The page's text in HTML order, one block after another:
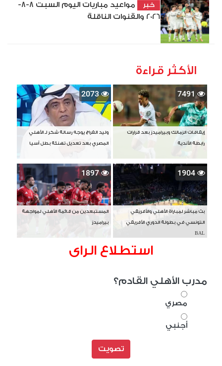
خبر
مواعيد مباريات اليوم السبت 8-8-
2026 والقنوات الناقلة
الأكثر قراءة
7491
إيقافات الزمالك وبيراميدز بعد قرارات
رابطة الأندية
2073
وليد الفراج يوجه رسالة شكر لـ الأهلي
المصري بعد تعديل تهنئة بطل آسيا
1904
بث مباشر لمباراة الأهلي والأفريقي
التونسي في بطولة الدوري الأفريقي
BAL
1897
المستبعدين من قائمة الأهلي لمواجهة
بيراميدز
استطلاع الراى
مدرب الأهلي القادم؟
مصري
أجنبي
تصويت